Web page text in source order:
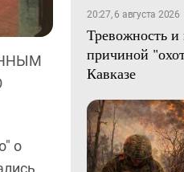
о
20:27, 6 августа 2026
Тревожность и
причиной
Кавказе